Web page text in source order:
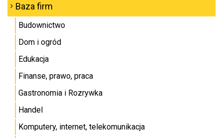
Baza firm
Budownictwo
Dom i ogród
Edukacja
Finanse, prawo, praca
Gastronomia i Rozrywka
Handel
Komputery, internet, telekomunikacja